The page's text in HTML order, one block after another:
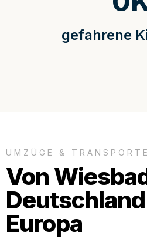
gefahrene
UMZÜGE & TRANSPORTE
Von
Europa